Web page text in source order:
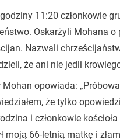
godziny 11:20 członkowie
Oskarżyli Mohana o
Nazwali
że ani nie jedli
Mohan opowiada:
że tylko
i członkowie
moją 66-letnią matkę i